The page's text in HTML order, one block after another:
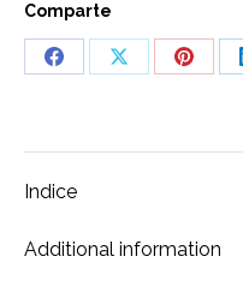
Comparte
Share
Share
Share
Indice
Additional information